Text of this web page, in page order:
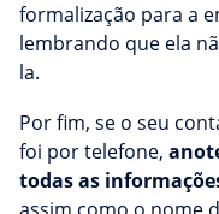
formalização para a
lembrando que ela
la.
Por fim, se o seu
foi por telefone,
todas as